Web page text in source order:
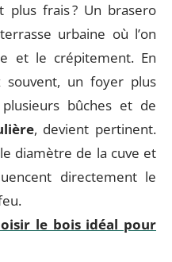
plus frais ? Un brasero
urbaine où l’on
et le crépitement. En
souvent, un foyer plus
plusieurs bûches et de
, devient pertinent.
diamètre de la cuve et
directement le
le bois idéal pour